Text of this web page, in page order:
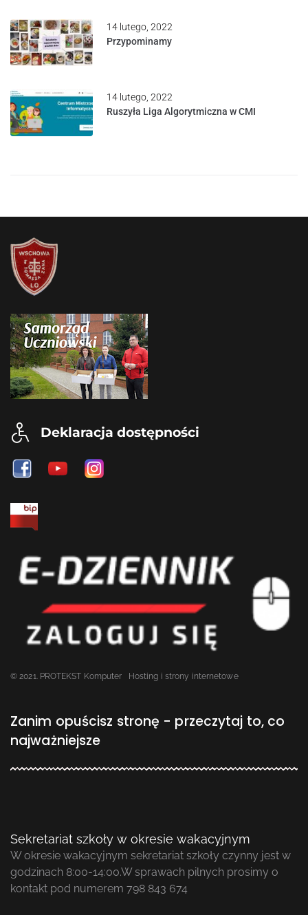
14 lutego, 2022
Przypominamy
14 lutego, 2022
Ruszyła Liga Algorytmiczna w CMI
Deklaracja dostępności
© 2021. PROTEKST Komputer Hosting i strony internetowe
Zanim opuścisz stronę - przeczytaj to, co
najważniejsze
Sekretariat szkoły w okresie wakacyjnym
W okresie wakacyjnym sekretariat szkoły czynny jest w
godzinach 8:00-14:00.W sprawach pilnych prosimy o
kontakt pod numerem 798 843 674